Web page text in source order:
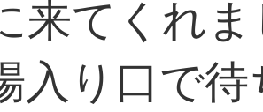
来てくれ
入り口で